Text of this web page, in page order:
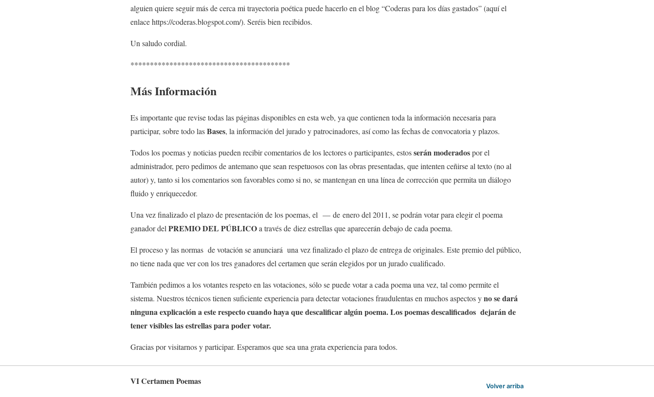
alguien quiere seguir más de cerca mi trayectoria poética puede hacerlo en el blog “Coderas para los días gastados” (aquí el
enlace https://coderas.blogspot.com/). Seréis bien recibidos.
Un saludo cordial.
*****************************************
Más Información
Es importante que revise todas las páginas disponibles en esta web, ya que contienen toda la información necesaria para
participar, sobre todo lasBases, la información del jurado y patrocinadores, así como las fechas de convocatoria y plazos.
Todos los poemas y noticias pueden recibir comentarios de los lectores o participantes, estosserán moderadospor el
administrador, pero pedimos de antemano que sean respetuosos con las obras presentadas, que intenten ceñirse al texto (no al
autor) y, tanto si los comentarios son favorables como si no, se mantengan en una línea de corrección que permita un diálogo
fluido y enriquecedor.
Una vez finalizado el plazo de presentación de los poemas, el — de enero del 2011, se podrán votar para elegir el poema
ganador delPREMIO DEL PÚBLICOa través de diez estrellas que aparecerán debajo de cada poema.
El proceso y las normas de votación se anunciará una vez finalizado el plazo de entrega de originales. Este premio del público,
no tiene nada que ver con los tres ganadores del certamen que serán elegidos por un jurado cualificado.
También pedimos a los votantes respeto en las votaciones, sólo se puede votar a cada poema una vez, tal como permite el
sistema. Nuestros técnicos tienen suficiente experiencia para detectar votaciones fraudulentas en muchos aspectos yno se dará
ninguna explicación a este respecto cuando haya que descalificar algún poema. Los poemas descalificados dejarán de
tener visibles las estrellas para poder votar.
Gracias por visitarnos y participar. Esperamos que sea una grata experiencia para todos.
VI Certamen Poemas Volver arriba